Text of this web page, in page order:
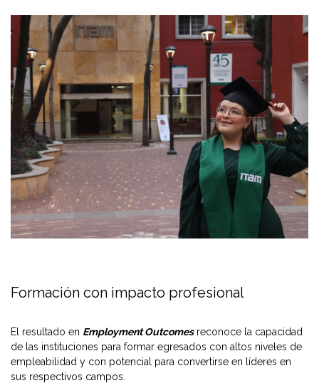
Formación con impacto profesional
El resultado en Employment Outcomesreconoce la capacidad
de las instituciones para formar egresados con altos niveles de
empleabilidad y con potencial para convertirse en líderes en
sus respectivos campos.